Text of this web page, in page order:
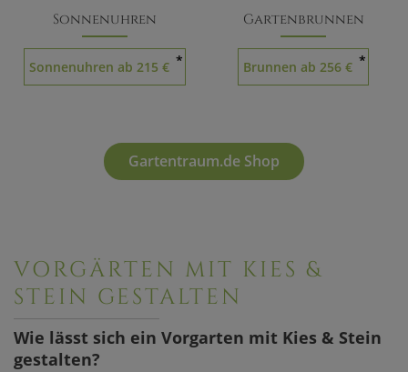
Sonnenuhren
Sonnenuhren ab 215 € *
Gartenbrunnen
Brunnen ab 256 € *
Gartentraum.de Shop
VORGÄRTEN MIT KIES &
STEIN GESTALTEN
Wie lässt sich ein Vorgarten mit Kies & Stein
gestalten?